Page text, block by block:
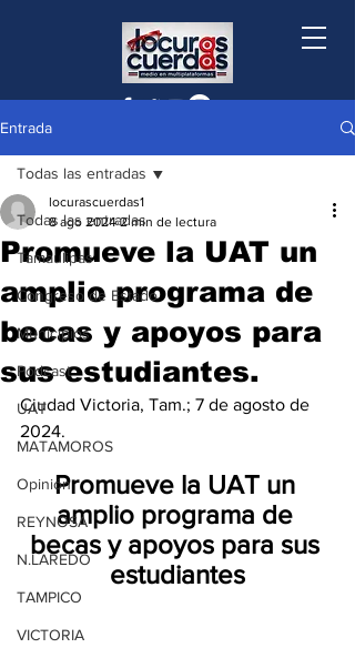
Entrada
Todas las entradas
Tamaulipas
Congreso de Estado
Municipios
Podcast
UAT
MATAMOROS
Opinión
REYNOSA
N.LAREDO
TAMPICO
VICTORIA
Todas las entradas
Promueve la UAT un
amplio programa de
becas y apoyos para
sus estudiantes.
locurascuerdas1
8 ago 2024 2 min de lectura
Ciudad Victoria, Tam.; 7 de agosto de
2024.
Promueve la UAT un
amplio programa de
becas y apoyos para sus
estudiantes